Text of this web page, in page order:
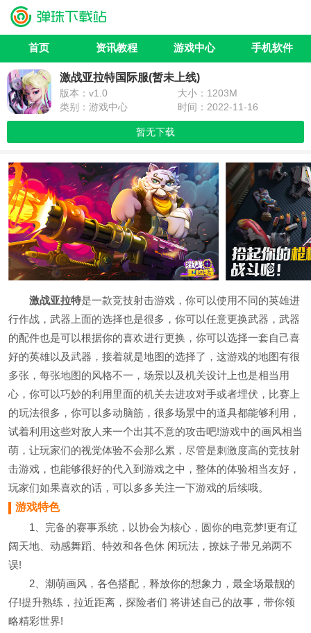
首页 资讯教程 游戏中心 手机软件
激战亚拉特国际服(暂未上线)
版本：v1.0
大小：1203M
类别：游戏中心
时间：2022-11-16
暂无下载
激战亚拉特是一款竞技射击游戏，你可以使用不同的英雄进
行作战，武器上面的选择也是很多，你可以任意更换武器，武器
的配件也是可以根据你的喜欢进行更换，你可以选择一套自己喜
好的英雄以及武器，接着就是地图的选择了，这游戏的地图有很
多张，每张地图的风格不一，场景以及机关设计上也是相当用
心，你可以巧妙的利用里面的机关去进攻对手或者埋伏，比赛上
的玩法很多，你可以多动脑筋，很多场景中的道具都能够利用，
试着利用这些对敌人来一个出其不意的攻击吧!游戏中的画风相当
萌，让玩家们的视觉体验不会那么累，尽管是刺激度高的竞技射
击游戏，也能够很好的代入到游戏之中，整体的体验相当友好，
玩家们如果喜欢的话，可以多多关注一下游戏的后续哦。
游戏特色
1、完备的赛事系统，以协会为核心，圆你的电竞梦!更有辽
阔天地、动感舞蹈、特效和各色休 闲玩法，撩妹子带兄弟两不
误!
2、潮萌画风，各色搭配，释放你的想象力，最全场最靓的
仔!提升熟练，拉近距离，探险者们 将讲述自己的故事，带你领
略精彩世界!